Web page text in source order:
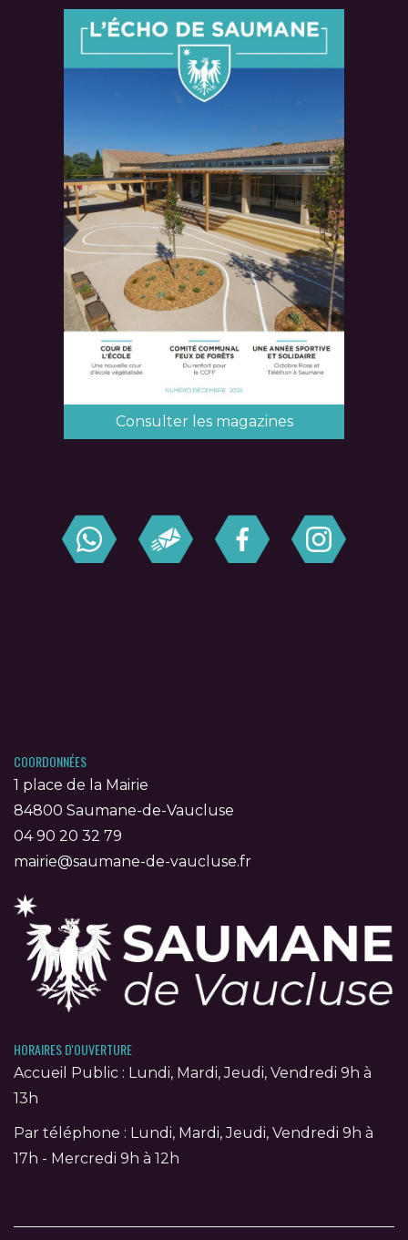
Consulter les magazines
COORDONNÉES
1 place de la Mairie
84800 Saumane-de-Vaucluse
04 90 20 32 79
mairie@saumane-de-vaucluse.fr
HORAIRES D'OUVERTURE
Accueil Public : Lundi, Mardi, Jeudi, Vendredi 9h à
13h
Par téléphone : Lundi, Mardi, Jeudi, Vendredi 9h à
17h - Mercredi 9h à 12h